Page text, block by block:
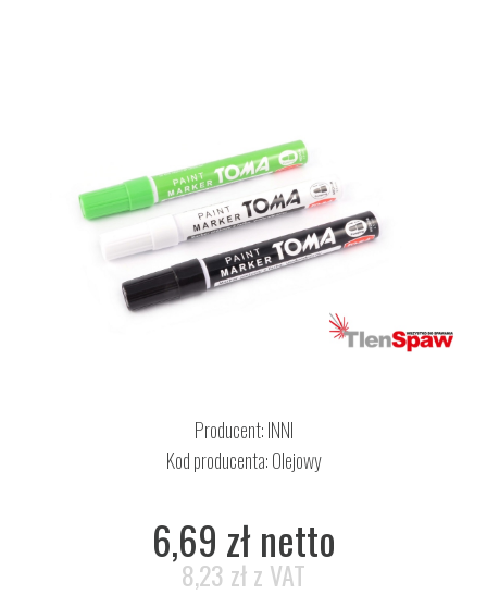
Producent:INNI
Kod producenta: Olejowy
6,69 zł netto
8,23 zł z VAT